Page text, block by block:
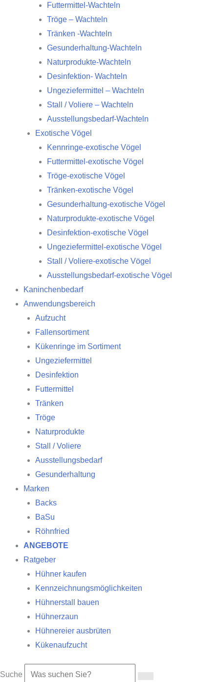
Futtermittel-Wachteln
Tröge – Wachteln
Tränken -Wachteln
Gesunderhaltung-Wachteln
Naturprodukte-Wachteln
Desinfektion- Wachteln
Ungeziefermittel – Wachteln
Stall / Voliere – Wachteln
Ausstellungsbedarf-Wachteln
Exotische Vögel
Kennringe-exotische Vögel
Futtermittel-exotische Vögel
Tröge-exotische Vögel
Tränken-exotische Vögel
Gesunderhaltung-exotische Vögel
Naturprodukte-exotische Vögel
Desinfektion-exotische Vögel
Ungeziefermittel-exotische Vögel
Stall / Voliere-exotische Vögel
Ausstellungsbedarf-exotische Vögel
Kaninchenbedarf
Anwendungsbereich
Aufzucht
Fallensortiment
Kükenringe im Sortiment
Ungeziefermittel
Desinfektion
Futtermittel
Tränken
Tröge
Naturprodukte
Stall / Voliere
Ausstellungsbedarf
Gesunderhaltung
Marken
Backs
BaSu
Röhnfried
ANGEBOTE
Ratgeber
Hühner kaufen
Kennzeichnungsmöglichkeiten
Hühnerstall bauen
Hühnerzaun
Hühnereier ausbrüten
Kükenaufzucht
Suche